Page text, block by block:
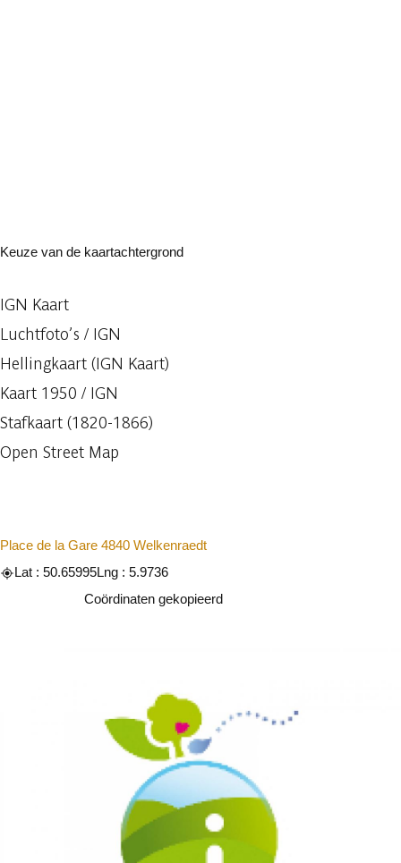
Keuze van de kaartachtergrond
IGN Kaart
Luchtfoto’s / IGN
Hellingkaart (IGN Kaart)
Kaart 1950 / IGN
Stafkaart (1820-1866)
Open Street Map
Place de la Gare 4840 Welkenraedt
Lat : 50.65995Lng : 5.9736
Coördinaten gekopieerd